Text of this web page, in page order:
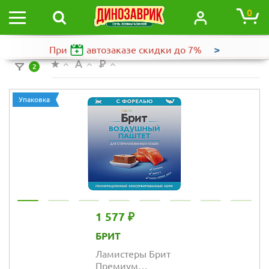
0
При автозаказе скидки до 7% >
2
Упаковка
1 577 ₽
БРИТ
Ламистеры Брит
Премиум